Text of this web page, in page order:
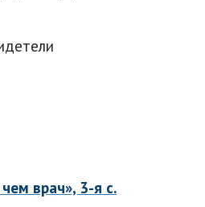
врач», 3-я с.